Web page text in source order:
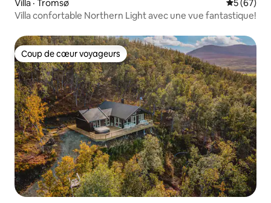
Villa · Tromsø Note
5 (67)
Villa confortable Northern Light avec une vue fantastique!
Coup de cœur voyageurs
Coup de cœur voyageurs